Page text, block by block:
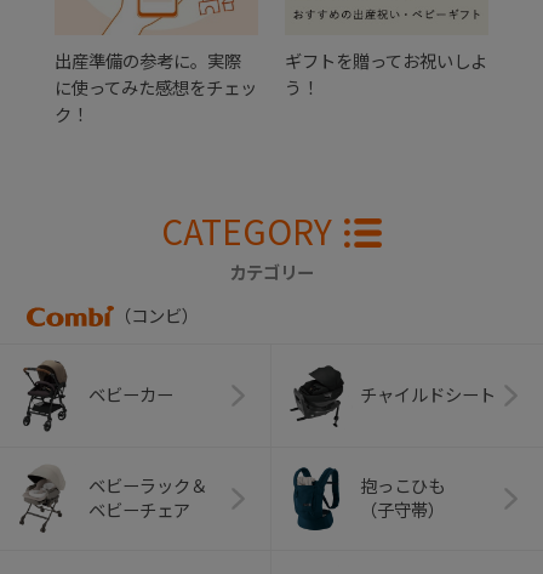
出産準備の参考に。実際
に使ってみた感想をチェッ
ク！
ギフトを贈ってお祝いしよ
う！
CATEGORY
カテゴリー
（コンビ）
ベビーカー チャイルドシート
ベビーラック＆
ベビーチェア
抱っこひも
（子守帯）